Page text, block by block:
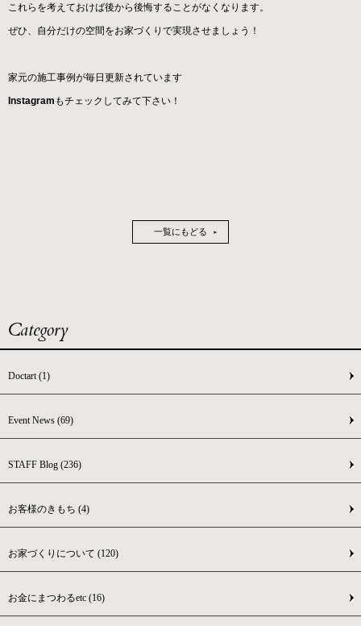
これらを考えておけば後から後悔することがなくなります。
ぜひ、自分だけの空間をお家づくりで実現させましょう！
家元の施工事例が毎日更新されています
Instagram もチェックしてみて下さい！
一覧にもどる
Category
Doctart (1)
Event News (69)
STAFF Blog (236)
お客様のきもち (4)
お家づくりについて (120)
お金にまつわるetc (16)